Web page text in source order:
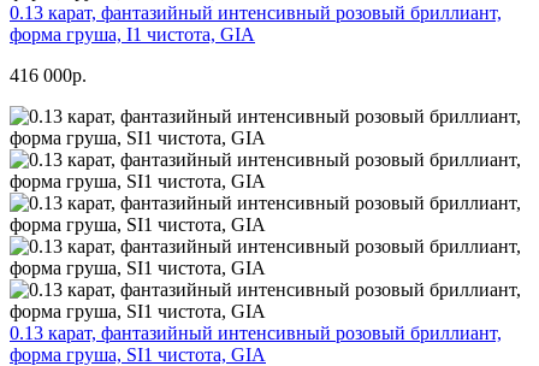
0.13 карат, фантазийный интенсивный розовый бриллиант,
форма груша, I1 чистота, GIA
416 000р.
0.13 карат, фантазийный интенсивный розовый бриллиант,
форма груша, SI1 чистота, GIA